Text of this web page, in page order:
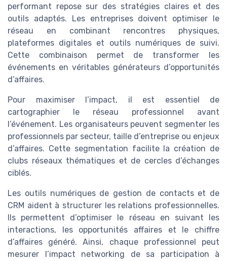
performant repose sur des stratégies claires et des
outils adaptés. Les entreprises doivent optimiser le
réseau en combinant rencontres physiques,
plateformes digitales et outils numériques de suivi.
Cette combinaison permet de transformer les
événements en véritables générateurs d’opportunités
d’affaires.
Pour maximiser l’impact, il est essentiel de
cartographier le réseau professionnel avant
l’événement. Les organisateurs peuvent segmenter les
professionnels par secteur, taille d’entreprise ou enjeux
d’affaires. Cette segmentation facilite la création de
clubs réseaux thématiques et de cercles d’échanges
ciblés.
Les outils numériques de gestion de contacts et de
CRM aident à structurer les relations professionnelles.
Ils permettent d’optimiser le réseau en suivant les
interactions, les opportunités affaires et le chiffre
d’affaires généré. Ainsi, chaque professionnel peut
mesurer l’impact networking de sa participation à